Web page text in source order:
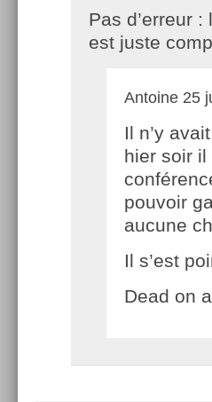
Pas d’erreur
est juste
Antoine 25
Il n’y
hier soir il
pouvoir
aucune
Il s’est
Dead on